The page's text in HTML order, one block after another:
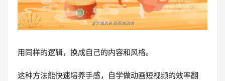
用同样的逻辑，换成自己的内容和风格。
这种方法能快速培养手感，自学做动画短视频的效率翻